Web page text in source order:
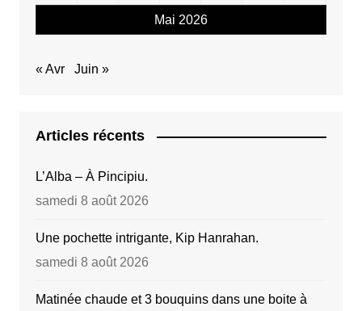
Mai 2026
« Avr Juin »
Articles récents
L’Alba – À Pincipiu.
samedi 8 août 2026
Une pochette intrigante, Kip Hanrahan.
samedi 8 août 2026
Matinée chaude et 3 bouquins dans une boite à